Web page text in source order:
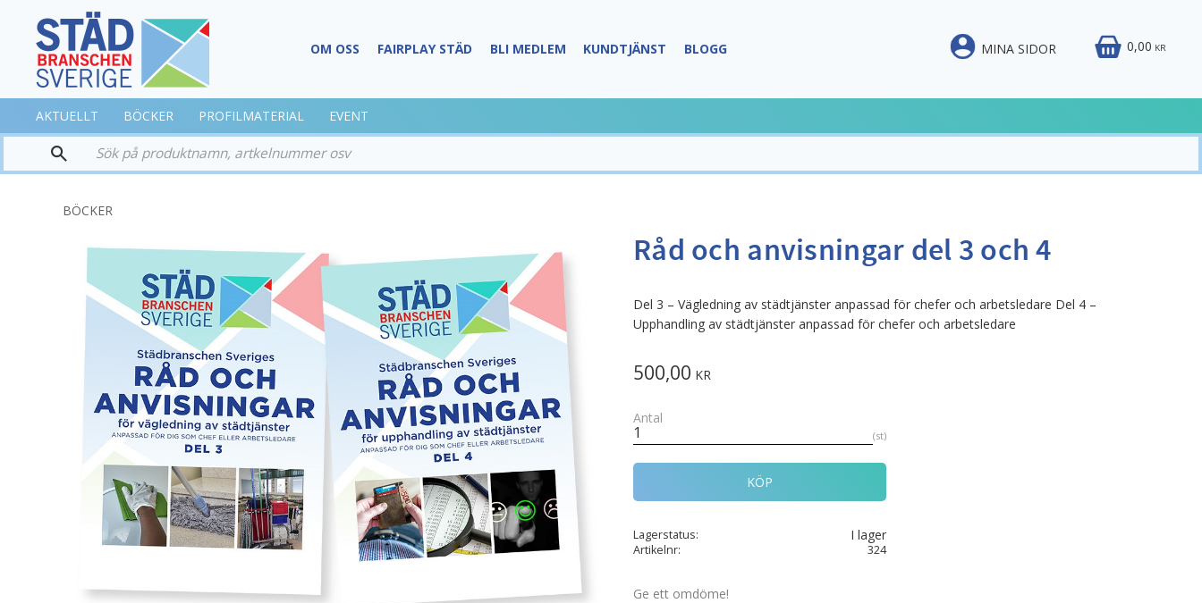
OM OSS FAIRPLAY STÄD BLI MEDLEM KUNDTJÄNST BLOGG MINA SIDOR 0,00 KR
AKTUELLT BÖCKER PROFILMATERIAL EVENT
BÖCKER
Råd och anvisningar del 3 och 4
Del 3 – Vägledning av städtjänster anpassad för chefer och arbetsledare Del 4 –
Upphandling av städtjänster anpassad för chefer och arbetsledare
500,00 KR
Antal
st
KÖP
Lagerstatus I lager
Artikelnr 324
Ge ett omdöme!